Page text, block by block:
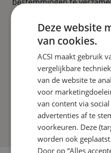
klanten. Zo weet je van te
bent. Wij checken jaarlijks
website staat en
Heb je een klacht tijdens
beheerder/eigenaar niet
dan bemiddelen wij voor
aangesloten bij ANVR en
Ook is Euronature
Naturisten Federatie
Deze website
van cookies.
ACSI maakt gebruik
vergelijkbare
van de website te
voor
van content via
advertenties af te
voorkeuren. Deze
worden ook
Door op “Alles